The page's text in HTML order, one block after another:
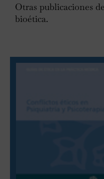
Otras publicaciones
bioética.